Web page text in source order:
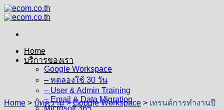
Skip
to
Home
บริการของเรา
Google Workspace
– ทดลองใช้ 30 วัน
– User & Admin Training
– Email & Data Migration
Microsoft 365
Home > บทความ>Google Workspace > เทรนด์การทำงานปี